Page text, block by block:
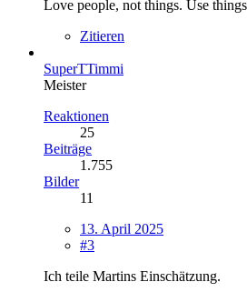
Love people, not things. Use
Zitieren
SuperTTimmi
Meister
Reaktionen
25
Beiträge
1.755
Bilder
11
13. April 2025
#3
Ich teile Martins Einschätzung.